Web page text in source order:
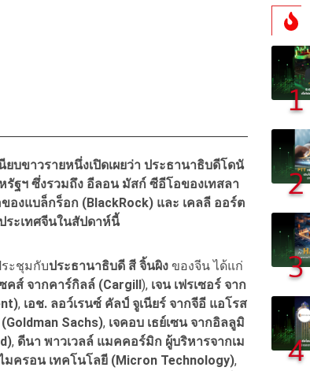
บขาวรายหนึ่งเปิดเผยว่า ประธานาธิบดีโดนั
ฐฯ ซึ่งรวมถึง อีลอน มัสก์ ซีอีโอของเทสลา
องแบล็กร็อก (BlackRock) และ เคลลี ออร์ต
ระเทศจีนในสัปดาห์นี้
ะชุมกับประธานาธิบดี สี จิ้นผิง ของจีน ได้แก่
คส์ จากคาร์กิลล์ (Cargill ), เจน เฟรเซอร์ จาก
, เอช. ลอว์เรนซ์ คัลป์ จูเนียร์ จากจีอี แอโรส
Sachs), เจคอบ เธย์เซน จากอิลลูมิ
, ดีนา พาวเวลล์ แมคคอร์มิก ผู้บริหารจากเม
มครอน เทคโนโลยี (Micron Technology),
1
2
3
4